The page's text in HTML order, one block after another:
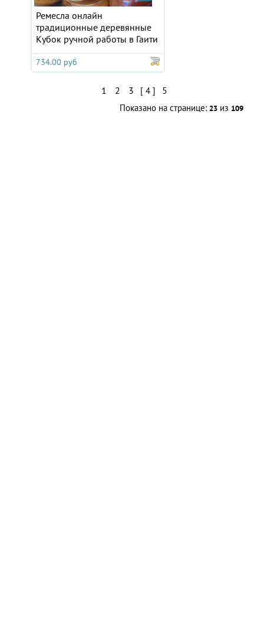
Ремесла онлайн
традиционные деревянные
Кубок ручной работы в Гаити
734.00 руб
1 2 3 [ 4 ] 5
Показано на странице: 23 из 109